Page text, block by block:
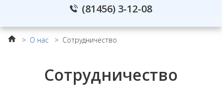
(81456) 3-12-08
> О нас > Сотрудничество
Сотрудничество